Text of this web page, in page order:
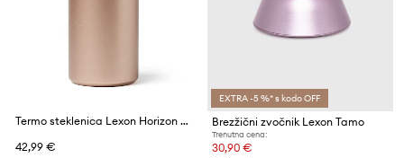
Termo steklenica Lexon Horizon 500 ml
42,99 €
EXTRA -5 %* s kodo OFF
Brezžični zvočnik Lexon Tamo
Trenutna cena:
30,90 €